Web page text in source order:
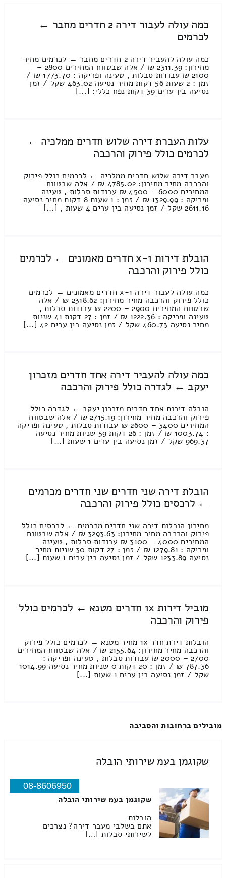
כמה עולה לעבור דירה 2 חדרים מחבר ←
לכרמים
כמה עולה להעביר דירה 2 חדרים מחבר ← לכרמים מחיר
מחירון: 2311.39 ₪ / אלה שבטווח המחירים 2800 –
2100 ₪ עבודות סבלות , טעינה ופריקה : 1773.70 ₪ /
זמן : 2 שעות 56 דקות מחיר נסיעה 463.02 שקל / זמן
נסיעה בין ערים 39 דקות נפח כללי: [...]
עלות העברת דירה שלוש חדרים ממלכיה ←
לכרמים כולל פירוק והרכבה
מעבר דירה שלוש חדרים ממלכיה ← לכרמים כולל פירוק
והרכבה מחיר מחירון: 4785.02 ₪ / אלה שבטווח
המחירים 6000 – 4500 ₪ עבודות סבלות , טעינה
ופריקה : 1329.99 ₪ / זמן : 1 שעות 8 דקות מחיר נסיעה
2611.16 שקל / זמן נסיעה בין ערים 4 שעות , [...]
הובלת דירות 1-x חדרים מאמונים ← לכרמים
כולל פירוק והרכבה
כמה עולה לעבור דירה 1-x חדרים מאמונים ← לכרמים
כולל פירוק והרכבה מחיר מחירון: 2318.62 ₪ / אלה
שבטווח המחירים 2900 – 2200 ₪ עבודות סבלות ,
טעינה ופריקה : 1222.36 ₪ / זמן : 27 דקות 41 שניות
מחיר נסיעה 460.73 שקל / זמן נסיעה בין ערים 42 [...]
כמה עולה להעביר דירה אחד חדרים מזכרון
יעקב ← לגדרה כולל פירוק והרכבה
הובלה דירות אחד חדרים מזכרון יעקב ← לגדרה כולל
פירוק והרכבה מחיר מחירון: 2715.19 ₪ / אלה שבטווח
המחירים 3400 – 2600 ₪ עבודות סבלות , טעינה ופריקה
: 1003.74 ₪ / זמן : 26 דקות 59 שניות מחיר נסיעה
969.37 שקל / זמן נסיעה בין ערים 1 שעות [...]
הובלת דירה שני חדרים שני חדרים מכרמים
← לרכסים כולל פירוק והרכבה
מחירון הובלות דירה שני חדרים מכרמים ← לרכסים כולל
פירוק והרכבה מחיר מחירון: 3293.63 ₪ / אלה שבטווח
המחירים 4000 – 3100 ₪ עבודות סבלות , טעינה
ופריקה : 1279.81 ₪ / זמן : 27 דקות 30 שניות מחיר
נסיעה 1233.89 שקל / זמן נסיעה בין ערים 1 שעות [...]
מוביל דירות 1x חדרים מטנא ← לכרמים כולל
פירוק והרכבה
הובלות דירת חדר 1x מחיר מטנא ← לכרמים כולל פירוק
והרכבה מחיר מחירון: 2155.64 ₪ / אלה שבטווח המחירים
2700 – 2000 ₪ עבודות סבלות , טעינה ופריקה :
787.36 ₪ / זמן : 20 דקות 0 שניות מחיר נסיעה 1014.99
שקל / זמן נסיעה בין ערים 1 שעות [...]
מובילים ברחובות והסביבה
שקוגמן בעמ שירותי הובלה
08-8606950
שקוגמן בעמ שירותי הובלה
הובלות
אתם בשלבי מעבר דירה? נצרכים
לשירותי סבלות […]